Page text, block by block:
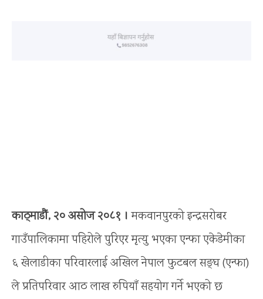
काठ्माडौं, २० असोज २०८१ । मकवानपुरको इन्द्रसरोबर
गाउँपालिकामा पहिरोले पुरिएर मृत्यु भएका एन्फा एकेडेमीका
६ खेलाडीका परिवारलाई अखिल नेपाल फुटबल सङ्घ (एन्फा)
ले प्रतिपरिवार आठ लाख रुपियाँ सहयोग गर्ने भएको छ